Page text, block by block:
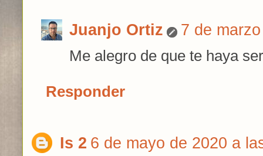
Juanjo Ortiz 7 de
Me alegro de que te haya
Responder
Is 2 6 de mayo de 2020 a